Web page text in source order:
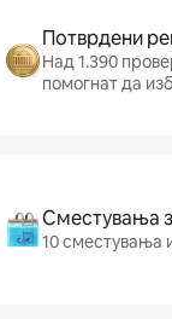
Потврдени
Над 1.390
помогнат да
Сместувања
10 сместувања